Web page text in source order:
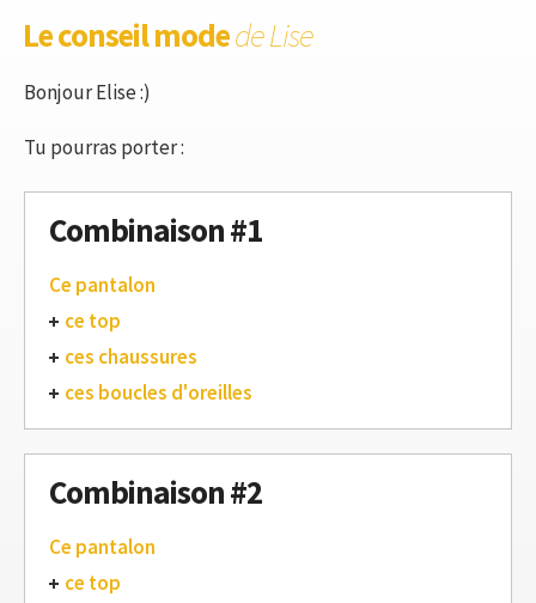
Le conseil modede Lise
Bonjour Elise :)
Tu pourras porter :
Combinaison #1
Ce pantalon
ce top
ces chaussures
ces boucles d'oreilles
Combinaison #2
Ce pantalon
ce top